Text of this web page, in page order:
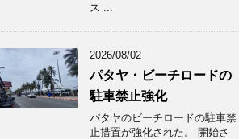
ス ...
2026/08/02
パタヤ・ビーチロードの
駐車禁止強化
パタヤのビーチロードの駐車禁
止措置が強化された。 開始さ